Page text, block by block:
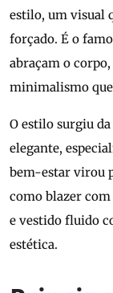
estilo, um visual
forçado. É o
abraçam o
minimalismo
O estilo surgiu
elegante,
bem-estar virou
como blazer
e vestido fluido
estética.